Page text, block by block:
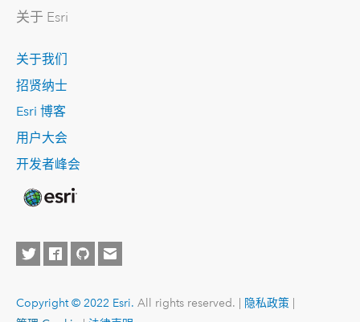
关于 Esri
关于我们
招贤纳士
Esri 博客
用户大会
开发者峰会
Copyright © 2022 Esri. All rights reserved. | 隐私政策